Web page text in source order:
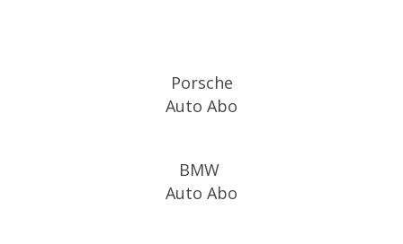
Porsche
Auto Abo
BMW
Auto Abo